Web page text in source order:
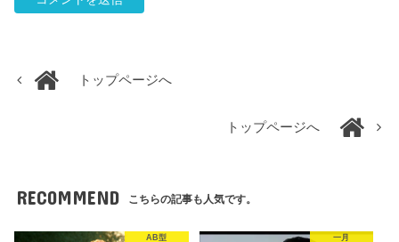
トップページへ
トップページへ
RECOMMEND こちらの記事も人気です。
AB型 一月